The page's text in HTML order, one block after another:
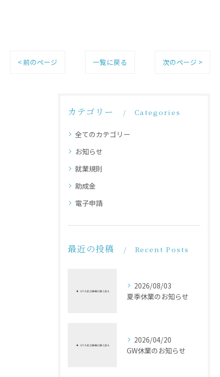
< 前のページ 一覧に戻る 次のページ >
カテゴリー Categories
全てのカテゴリー
お知らせ
就業規則
助成金
電子申請
最近の投稿 Recent Posts
2026/08/03
夏季休業のお知らせ
2026/04/20
GW休業のお知らせ